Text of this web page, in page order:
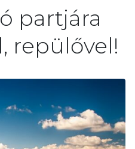
partjára
repülővel!